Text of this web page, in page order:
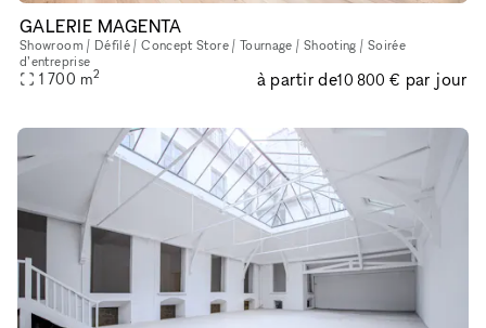
GALERIE MAGENTA
Showroom / Défilé / Concept Store / Tournage / Shooting / Soirée
d’entreprise
1 700 m2 à partir de10 800 € par jour